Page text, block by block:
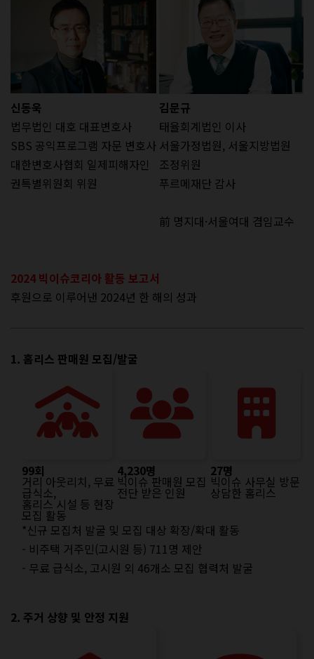
신동욱
법무법인 대호 대표변호사
SBS 공익프로그램 자문 변호사
대한변호사협회 일제피해자인
권특별위원회 위원
김문규
태율회계법인 이사
서울가정법원, 서울지방법원
조정위원
푸르메재단 감사
前 명지대·서울여대 겸임교수
2024 빅이슈코리아 활동 보고서
후원으로 이루어낸 2024년 한 해의 성과
1. 홈리스 판매원 모집/발굴
99회 4,230명 27명
거리 아웃리치, 무료
급식소,
홈리스 시설 등 현장
모집 활동
빅이슈 판매원 모집
전단 받은 인원
빅이슈 사무실 방문
상담한 홈리스
*신규 모집처 발굴 및 모집 대상 확장/확대 활동
- 비주택 거주민(고시원 등) 711명 제안
- 무료 급식소, 고시원 외 46개소 모집 협력처 발굴
2. 주거 상향 및 안정 지원